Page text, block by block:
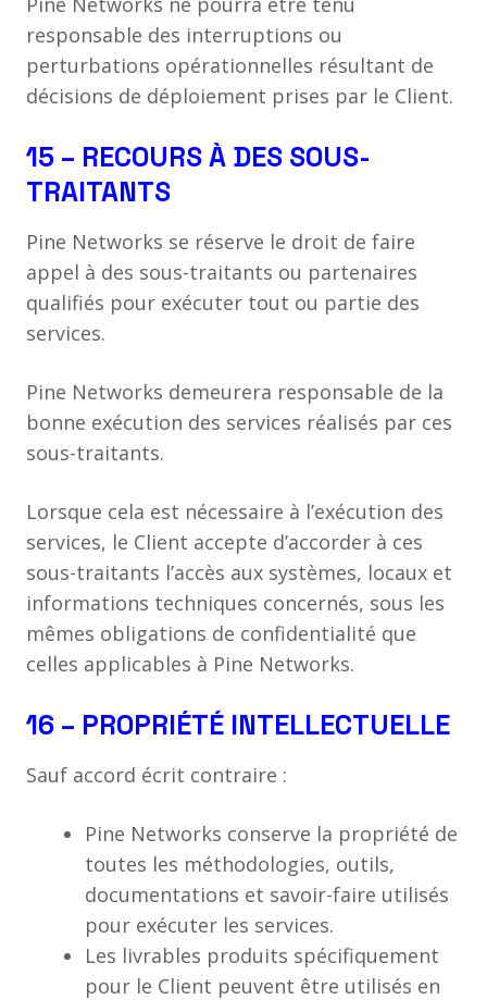
responsable des interruptions ou
perturbations opérationnelles résultant de
décisions de déploiement prises par le Client.
15 – RECOURS À DES SOUS-
TRAITANTS
Pine Networks se réserve le droit de faire
appel à des sous-traitants ou partenaires
qualifiés pour exécuter tout ou partie des
services.
Pine Networks demeurera responsable de la
bonne exécution des services réalisés par ces
sous-traitants.
Lorsque cela est nécessaire à l’exécution des
services, le Client accepte d’accorder à ces
sous-traitants l’accès aux systèmes, locaux et
informations techniques concernés, sous les
mêmes obligations de confidentialité que
celles applicables à Pine Networks.
16 – PROPRIÉTÉ INTELLECTUELLE
Sauf accord écrit contraire :
Pine Networks conserve la propriété de
toutes les méthodologies, outils,
documentations et savoir-faire utilisés
pour exécuter les services.
Les livrables produits spécifiquement
pour le Client peuvent être utilisés en